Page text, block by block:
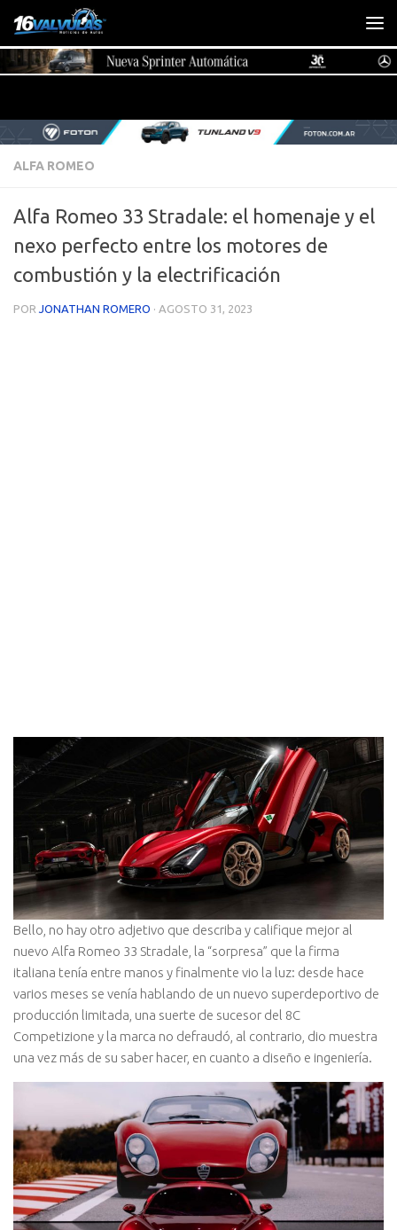
Saltar al contenido
ALFA ROMEO
Alfa Romeo 33 Stradale: el homenaje y el
nexo perfecto entre los motores de
combustión y la electrificación
POR JONATHAN ROMERO · AGOSTO 31, 2023
Bello, no hay otro adjetivo que describa y califique mejor al
nuevo Alfa Romeo 33 Stradale, la “sorpresa” que la firma
italiana tenía entre manos y finalmente vio la luz: desde hace
varios meses se venía hablando de un nuevo superdeportivo de
producción limitada, una suerte de sucesor del 8C
Competizione y la marca no defraudó, al contrario, dio muestra
una vez más de su saber hacer, en cuanto a diseño e ingeniería.